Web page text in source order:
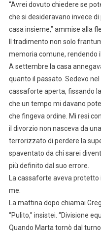
“Avrei dovuto chiedere se
che si desideravano invece
casa insieme,” ammise alla
Il tradimento non solo
memoria comune, rendendo
A settembre la casa
quanto il passato. Sedevo
cassaforte aperta, fissando
che un tempo mi davano
che fingeva ordine. Mi resi
il divorzio non nasceva da
terrorizzato di perdere la
spaventato da chi sarei
più definito dal suo errore.
La cassaforte aveva
me.
La mattina dopo chiamai
“Pulito,” insistei. “Divisione
Quando Marta tornò dal